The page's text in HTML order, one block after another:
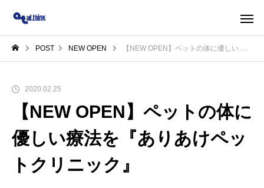
POST NEW OPEN 【NEW OPEN】ペットの体に優しい療法を『ありあけペットクリニック』
2020.02.25
【NEW OPEN】ペットの体に
優しい療法を『ありあけペッ
トクリニック』